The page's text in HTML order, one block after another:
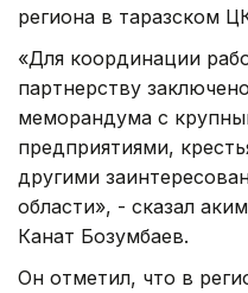
региона в таразском
«Для координации
партнерству
меморандума с
предприятиями,
другими
области», - сказал
Канат Бозумбаев.
Он отметил, что в